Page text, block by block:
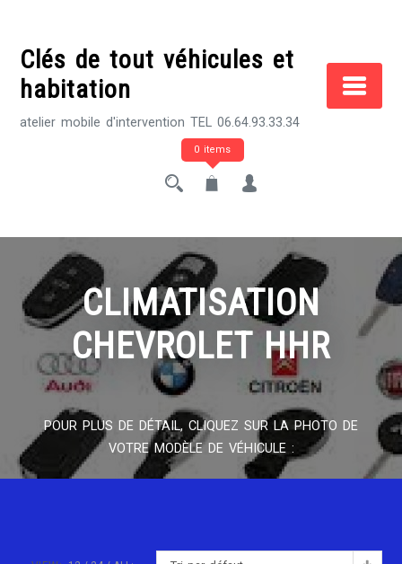
contentClés de tout véhicules et
habitation
atelier mobile d'intervention TEL 06.64.93.33.34
0 items
CLIMATISATION
CHEVROLET HHR
POUR PLUS DE DÉTAIL, CLIQUEZ SUR LA PHOTO DE
VOTRE MODÈLE DE VÉHICULE :